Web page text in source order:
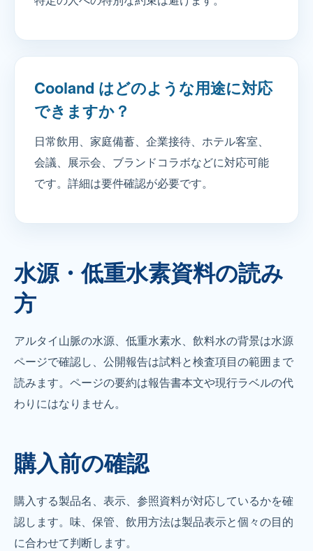
Cooland はどのような用途に対応
できますか？
日常飲用、家庭備蓄、企業接待、ホテル客室、
会議、展示会、ブランドコラボなどに対応可能
です。詳細は要件確認が必要です。
水源・低重水素資料の読み
方
アルタイ山脈の水源、低重水素水、飲料水の背景は水源
ページで確認し、公開報告は試料と検査項目の範囲まで
読みます。ページの要約は報告書本文や現行ラベルの代
わりにはなりません。
購入前の確認
購入する製品名、表示、参照資料が対応しているかを確
認します。味、保管、飲用方法は製品表示と個々の目的
に合わせて判断します。